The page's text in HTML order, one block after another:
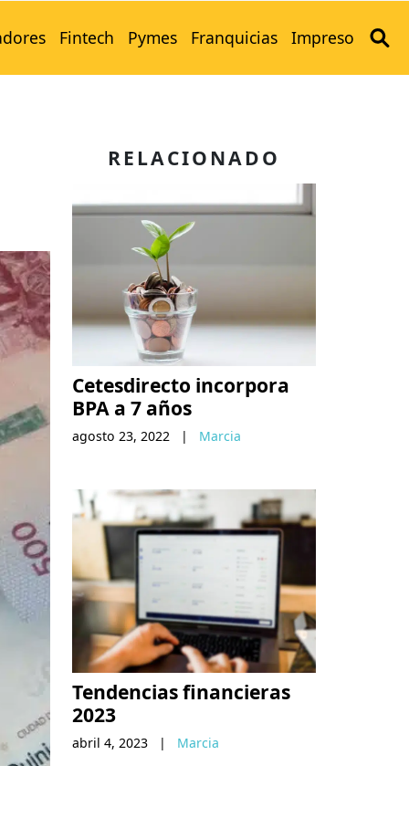
Fintech Pymes Franquicias Impreso
RELACIONADO
Cetesdirecto incorpora
BPA a 7 años
agosto 23, 2022 | Marcia
Tendencias financieras
2023
abril 4, 2023 | Marcia